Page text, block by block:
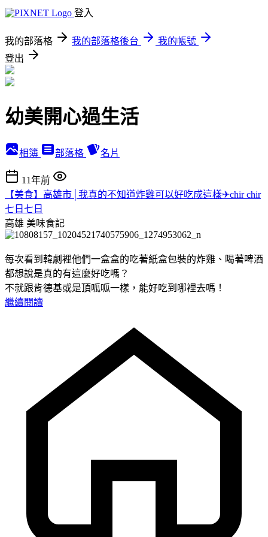
登入
我的部落格 我的部落格後台
我的帳號
登出
幼美開心過生活
相簿 部落格 名片
11年前
【美食】高雄市│我真的不知道炸雞可以好吃成這樣✈chir chir
七日七日
高雄 美味食記
每次看到韓劇裡他們一盒盒的吃著紙盒包裝的炸雞、喝著啤酒
都想說是真的有這麼好吃嗎？
不就跟肯德基或是頂呱呱一樣，能好吃到哪裡去嗎！
繼續閱讀